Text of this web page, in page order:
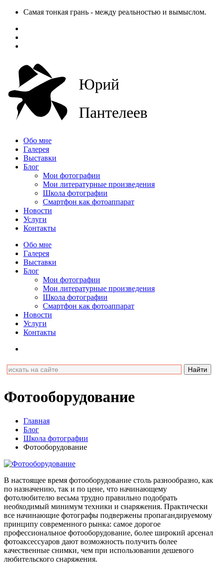
Самая тонкая грань - между реальностью и вымыслом.
Юрий
Пантелеев
Обо мне
Галерея
Выставки
Блог
Мои фотографии
Мои литературные произведения
Школа фотографии
Смартфон как фотоаппарат
Новости
Услуги
Контакты
Обо мне
Галерея
Выставки
Блог
Мои фотографии
Мои литературные произведения
Школа фотографии
Смартфон как фотоаппарат
Новости
Услуги
Контакты
Фотооборудование
Главная
Блог
Школа фотографии
Фотооборудование
В настоящее время фотооборудование столь разнообразно, как
по назначению, так и по цене, что начинающему
фотолюбителю весьма трудно правильно подобрать
необходимый минимум техники и снаряжения. Практически
все начинающие фотографы подвержены пропагандируемому
принципу современного рынка: самое дорогое
профессиональное фотооборудование, более широкий арсенал
фотоаксессуаров дают возможность получить более
качественные снимки, чем при использовании дешевого
любительского снаряжения.